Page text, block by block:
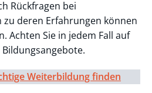
Rückfragen bei
zu deren Erfahrungen können
Achten Sie in jedem Fall auf
Weiterbildung finden